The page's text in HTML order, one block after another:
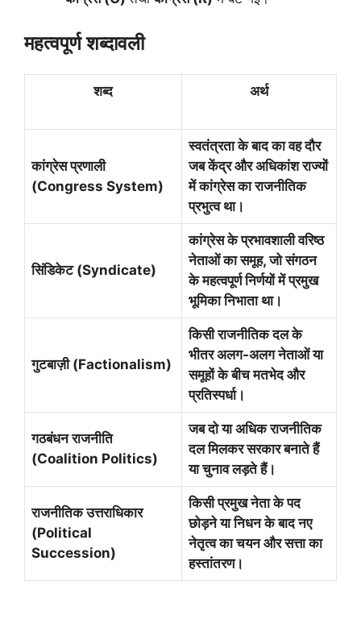
महत्वपूर्ण शब्दावली
शब्द अर्थ
कांग्रेस प्रणाली
(Congress System)
स्वतंत्रता के बाद का वह दौर
जब केंद्र और अधिकांश राज्यों
में कांग्रेस का राजनीतिक
प्रभुत्व था।
सिंडिकेट (Syndicate)
कांग्रेस के प्रभावशाली वरिष्ठ
नेताओं का समूह,जो संगठन
के महत्वपूर्ण निर्णयों में प्रमुख
भूमिका निभाता था।
गुटबाज़ी (Factionalism)
किसी राजनीतिक दल के
भीतर अलग-अलग नेताओं या
समूहों के बीच मतभेद और
प्रतिस्पर्धा।
गठबंधन राजनीति
(Coalition Politics)
जब दो या अधिक राजनीतिक
दल मिलकर सरकार बनाते हैं
या चुनाव लड़ते हैं।
राजनीतिक उत्तराधिकार
(Political
Succession)
किसी प्रमुख नेता के पद
छोड़ने या निधन के बाद नए
नेतृत्व का चयन और सत्ता का
हस्तांतरण।